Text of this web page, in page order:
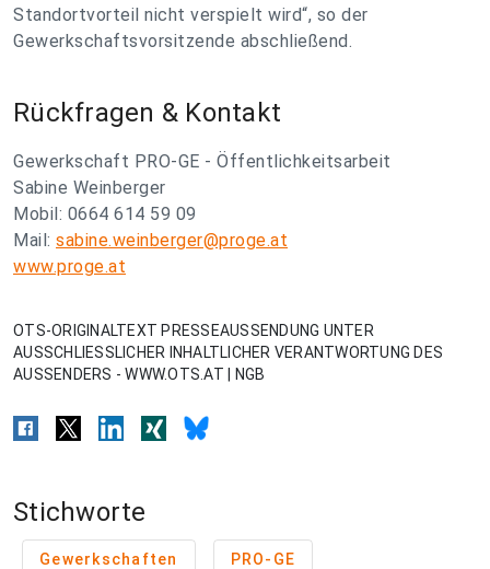
Standortvorteil nicht verspielt wird“, so der
Gewerkschaftsvorsitzende abschließend.
Rückfragen & Kontakt
Gewerkschaft PRO-GE - Öffentlichkeitsarbeit
Sabine Weinberger
Mobil: 0664 614 59 09
Mail: sabine.weinberger@proge.at
www.proge.at
OTS-ORIGINALTEXT PRESSEAUSSENDUNG UNTER
AUSSCHLIESSLICHER INHALTLICHER VERANTWORTUNG DES
AUSSENDERS - WWW.OTS.AT | NGB
Stichworte
Gewerkschaften PRO-GE